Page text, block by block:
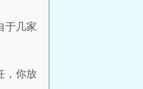
于几家
，你放